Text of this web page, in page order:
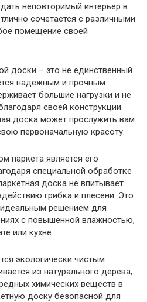
неповторимый интерьер в
сочетается с различными
помещение своей
доски – это не единственный
надежным и прочным
большие нагрузки и не
своей конструкции.
доска может прослужить вам
первоначальную красоту.
паркета является его
специальной обработке
доска не впитывает
грибка и плесени. Это
решением для
с повышенной влажностью,
или кухне.
экологически чистым
из натурального дерева,
химических веществ в
доску безопасной для